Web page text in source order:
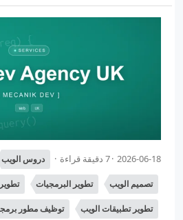
2026-06-18 7 دقيقة قراءة دروس الويب
تصميم الويب تطوير البرمجيات
تطوير تطبيقات الويب توظيف مطور